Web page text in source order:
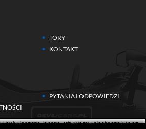
TORY
KONTAKT
PYTANIA I ODPOWIEDZI
były jeszcze lepsze, używamy ciasteczek (ang.